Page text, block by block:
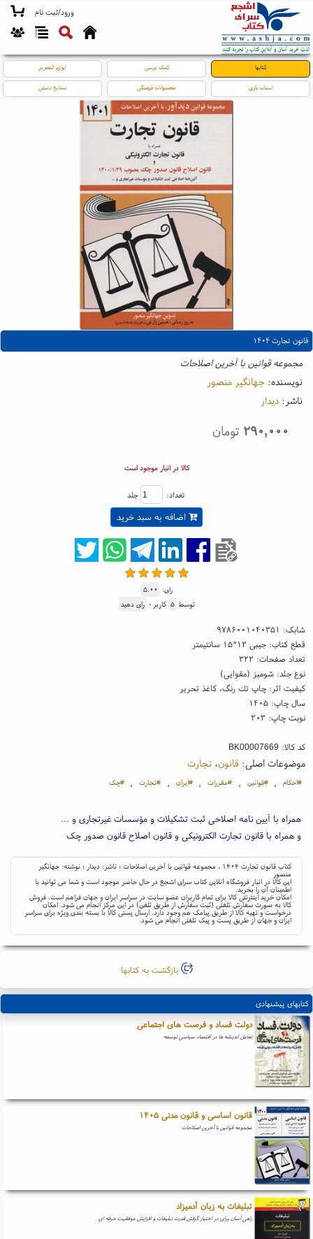
ورود/ثبت نام
کتابها کمک درسی لوازم التحریر
اسباب بازی محصولات فرهنگی صنایع دستی
قانون تجارت ۱۴۰۴
مجموعه قوانین با آخرین اصلاحات
نویسنده: جهانگیر منصور
ناشر: دیدار
۲۹۰,۰۰۰ تومان
کالا در انبار موجود است
تعداد: جلد
اضافه به سبد خرید
رای: ۵.۰۰
توسط ۵ کاربر - رای دهید
شابک: ۹۷۸۶۰۰۱۰۴۰۳۵۱
قطع کتاب: جیبی ۱۲*۱۵ سانتیمتر
تعداد صفحات: ۳۲۲
نوع جلد: شومیز (مقوایی)
کیفیت اثر: چاپ تك رنگ، کاغذ تحریر
سال چاپ: ۱۴۰۵
نوبت چاپ: ۲۰۳
کد کالا: BK00007669
موضوعات اصلی: قانون،تجارت
#احکام ، #قوانین ، #مقررات ، #ایران ، #تجارت ، #چک
همراه با آیین نامه اصلاحی ثبت تشکیلات و مؤسسات غیرتجاری و ...
و همراه با قانون تجارت الکترونیکی و قانون اصلاح قانون صدور چک
کتاب قانون تجارت ۱۴۰۴ ، مجموعه قوانین با آخرین اصلاحات ؛ ناشر: دیدار ؛ نوشته: جهانگیر
منصور
این کالا در انبار فروشگاه آنلاین کتاب سرای اشجع در حال حاضر موجود است و شما می توانید با
اطمینان آن را بخرید.
امکان خرید اینترنتی کالا برای تمام کاربران عضو سایت در سراسر ایران و جهان فراهم است. فروش
کالا به صورت سفارش تلفنی (ثبت سفارش از طریق تلفن) در این مرکز انجام می شود. امکان
درخواست و تهیه کالا از طریق پیامک هم وجود دارد. ارسال پستی کالا با بسته بندی ویژه برای سراسر
ایران و جهان از طریق پست و پیک تلفنی انجام می شود.
بازگشت به کتابها
کتابهای پیشنهادی
دولت فساد و فرصت های اجتماعی
تعامل اندیشه ها در اقتصاد سیاسی توسعه
قانون اساسی و قانون مدنی ۱۴۰۵
مجموعه قوانین با آخرین اصلاحات
تبلیغات به زبان آدمیزاد
راهی آسان برای در اختیار گرفتن قدرت تبلیغات و افزایش موفقیت حرفه ای